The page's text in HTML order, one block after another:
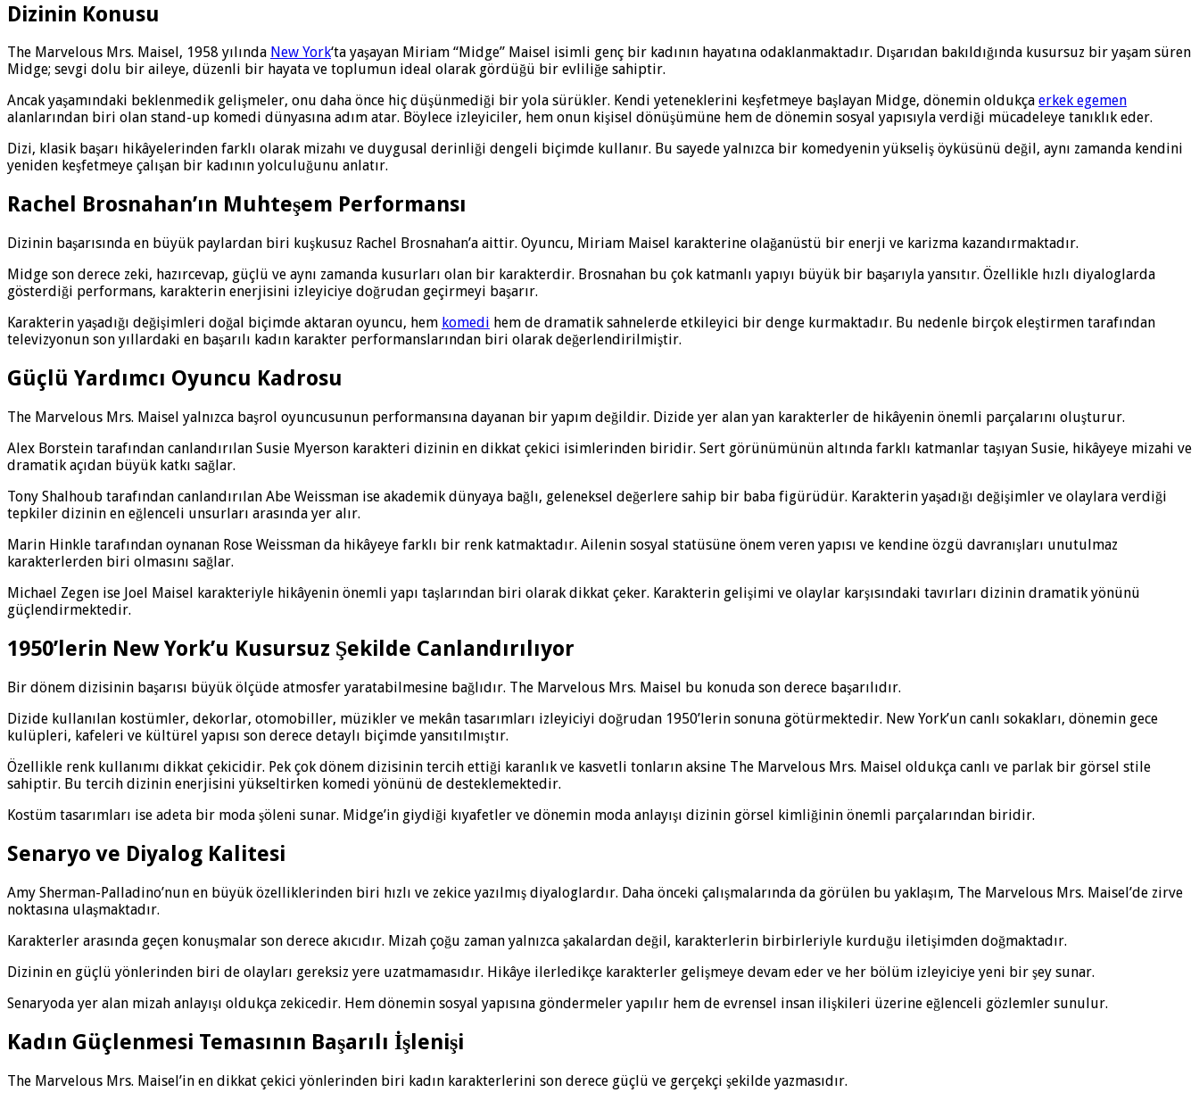
Dizinin Konusu
The Marvelous Mrs. Maisel, 1958 yılında New York‘ta yaşayan Miriam “Midge” Maisel isimli genç bir kadının hayatına odaklanmaktadır. Dışarıdan bakıldığında kusursuz bir yaşam süren
Midge; sevgi dolu bir aileye, düzenli bir hayata ve toplumun ideal olarak gördüğü bir evliliğe sahiptir.
Ancak yaşamındaki beklenmedik gelişmeler, onu daha önce hiç düşünmediği bir yola sürükler. Kendi yeteneklerini keşfetmeye başlayan Midge, dönemin oldukça erkek egemen
alanlarından biri olan stand-up komedi dünyasına adım atar. Böylece izleyiciler, hem onun kişisel dönüşümüne hem de dönemin sosyal yapısıyla verdiği mücadeleye tanıklık eder.
Dizi, klasik başarı hikâyelerinden farklı olarak mizahı ve duygusal derinliği dengeli biçimde kullanır. Bu sayede yalnızca bir komedyenin yükseliş öyküsünü değil, aynı zamanda kendini
yeniden keşfetmeye çalışan bir kadının yolculuğunu anlatır.
Rachel Brosnahan’ın Muhteşem Performansı
Dizinin başarısında en büyük paylardan biri kuşkusuz Rachel Brosnahan’a aittir. Oyuncu, Miriam Maisel karakterine olağanüstü bir enerji ve karizma kazandırmaktadır.
Midge son derece zeki, hazırcevap, güçlü ve aynı zamanda kusurları olan bir karakterdir. Brosnahan bu çok katmanlı yapıyı büyük bir başarıyla yansıtır. Özellikle hızlı diyaloglarda
gösterdiği performans, karakterin enerjisini izleyiciye doğrudan geçirmeyi başarır.
Karakterin yaşadığı değişimleri doğal biçimde aktaran oyuncu, hem komedi hem de dramatik sahnelerde etkileyici bir denge kurmaktadır. Bu nedenle birçok eleştirmen tarafından
televizyonun son yıllardaki en başarılı kadın karakter performanslarından biri olarak değerlendirilmiştir.
Güçlü Yardımcı Oyuncu Kadrosu
The Marvelous Mrs. Maisel yalnızca başrol oyuncusunun performansına dayanan bir yapım değildir. Dizide yer alan yan karakterler de hikâyenin önemli parçalarını oluşturur.
Alex Borstein tarafından canlandırılan Susie Myerson karakteri dizinin en dikkat çekici isimlerinden biridir. Sert görünümünün altında farklı katmanlar taşıyan Susie, hikâyeye mizahi ve
dramatik açıdan büyük katkı sağlar.
Tony Shalhoub tarafından canlandırılan Abe Weissman ise akademik dünyaya bağlı, geleneksel değerlere sahip bir baba figürüdür. Karakterin yaşadığı değişimler ve olaylara verdiği
tepkiler dizinin en eğlenceli unsurları arasında yer alır.
Marin Hinkle tarafından oynanan Rose Weissman da hikâyeye farklı bir renk katmaktadır. Ailenin sosyal statüsüne önem veren yapısı ve kendine özgü davranışları unutulmaz
karakterlerden biri olmasını sağlar.
Michael Zegen ise Joel Maisel karakteriyle hikâyenin önemli yapı taşlarından biri olarak dikkat çeker. Karakterin gelişimi ve olaylar karşısındaki tavırları dizinin dramatik yönünü
güçlendirmektedir.
1950’lerin New York’u Kusursuz Şekilde Canlandırılıyor
Bir dönem dizisinin başarısı büyük ölçüde atmosfer yaratabilmesine bağlıdır. The Marvelous Mrs. Maisel bu konuda son derece başarılıdır.
Dizide kullanılan kostümler, dekorlar, otomobiller, müzikler ve mekân tasarımları izleyiciyi doğrudan 1950’lerin sonuna götürmektedir. New York’un canlı sokakları, dönemin gece
kulüpleri, kafeleri ve kültürel yapısı son derece detaylı biçimde yansıtılmıştır.
Özellikle renk kullanımı dikkat çekicidir. Pek çok dönem dizisinin tercih ettiği karanlık ve kasvetli tonların aksine The Marvelous Mrs. Maisel oldukça canlı ve parlak bir görsel stile
sahiptir. Bu tercih dizinin enerjisini yükseltirken komedi yönünü de desteklemektedir.
Kostüm tasarımları ise adeta bir moda şöleni sunar. Midge’in giydiği kıyafetler ve dönemin moda anlayışı dizinin görsel kimliğinin önemli parçalarından biridir.
Senaryo ve Diyalog Kalitesi
Amy Sherman-Palladino’nun en büyük özelliklerinden biri hızlı ve zekice yazılmış diyaloglardır. Daha önceki çalışmalarında da görülen bu yaklaşım, The Marvelous Mrs. Maisel’de zirve
noktasına ulaşmaktadır.
Karakterler arasında geçen konuşmalar son derece akıcıdır. Mizah çoğu zaman yalnızca şakalardan değil, karakterlerin birbirleriyle kurduğu iletişimden doğmaktadır.
Dizinin en güçlü yönlerinden biri de olayları gereksiz yere uzatmamasıdır. Hikâye ilerledikçe karakterler gelişmeye devam eder ve her bölüm izleyiciye yeni bir şey sunar.
Senaryoda yer alan mizah anlayışı oldukça zekicedir. Hem dönemin sosyal yapısına göndermeler yapılır hem de evrensel insan ilişkileri üzerine eğlenceli gözlemler sunulur.
Kadın Güçlenmesi Temasının Başarılı İşlenişi
The Marvelous Mrs. Maisel’in en dikkat çekici yönlerinden biri kadın karakterlerini son derece güçlü ve gerçekçi şekilde yazmasıdır.